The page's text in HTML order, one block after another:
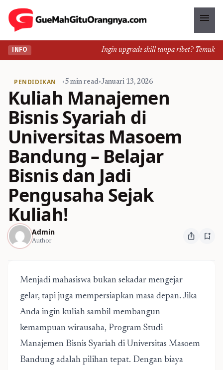
menu
INFO Ingin upgrade skill tanpa ribet? Temukan
PENDIDIKAN •5 min read•Januari 13, 2026
Kuliah Manajemen
Bisnis Syariah di
Universitas Masoem
Bandung – Belajar
Bisnis dan Jadi
Pengusaha Sejak
Kuliah!
Admin
Author ios_share bookmark_add
Menjadi mahasiswa bukan sekadar mengejar
gelar, tapi juga mempersiapkan masa depan. Jika
Anda ingin kuliah sambil membangun
kemampuan wirausaha, Program Studi
Manajemen Bisnis Syariah di Universitas Masoem
Bandung adalah pilihan tepat. Dengan biaya